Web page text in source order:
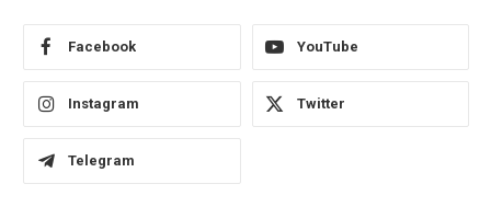
Facebook YouTube
Instagram Twitter
Telegram